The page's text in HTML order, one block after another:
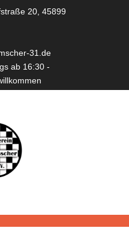
20, 45899
31.de
ab 16:30 -